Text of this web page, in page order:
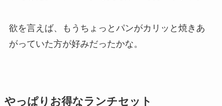
欲を言えば、もうちょっとパンがカリッと焼きあ
がっていた方が好みだったかな。
やっぱりお得なランチセット